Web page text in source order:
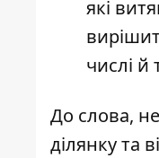
які
числі й
До слова,
ділянку та